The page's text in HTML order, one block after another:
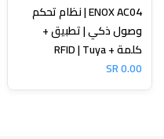
ENOX AC04 | نظام تحكم
وصول ذكي | تطبيق +
كلمة + RFID | Tuya
0.00 SR